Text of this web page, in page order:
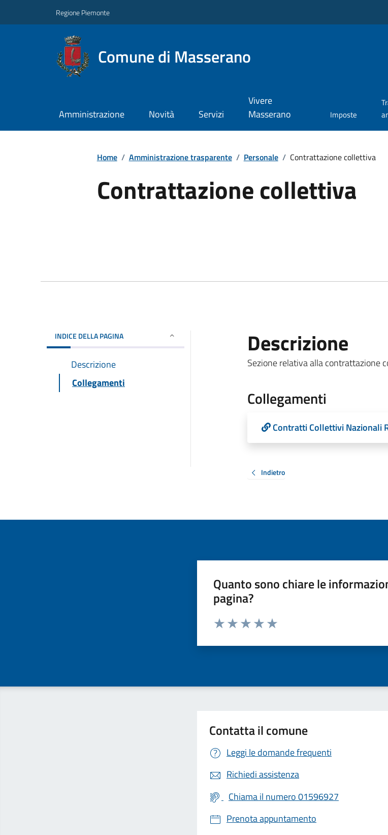
Regione Piemonte
Comune di Masserano
Amministrazione Novità Servizi
Vivere
Masserano
Imposte
Home / Amministrazione trasparente / Personale / Contrattazione collettiva
Contrattazione collettiva
INDICE DELLA PAGINA
Descrizione
Collegamenti
Descrizione
Sezione relativa alla contrattazione
Collegamenti
Contratti Collettivi Nazionali
Indietro
Quanto sono chiare le
pagina?
Valuta da 1 a 5 stelle la pagina
Contatta il comune
Leggi le domande frequenti
Richiedi assistenza
Chiama il numero 01596927
Prenota appuntamento